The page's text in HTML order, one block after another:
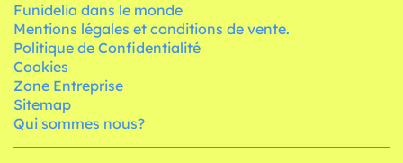
Funidelia dans le monde
Mentions légales et conditions de vente.
Politique de Confidentialité
Cookies
Zone Entreprise
Sitemap
Qui sommes nous?